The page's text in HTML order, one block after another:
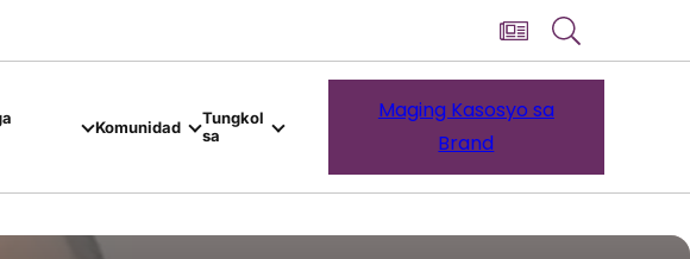
Komunidad
Tungkol
sa
Maging Kasosyo sa
Brand